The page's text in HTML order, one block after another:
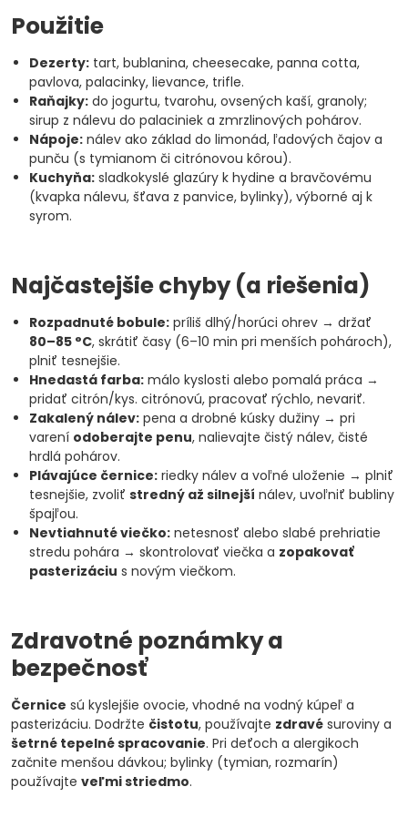
Použitie
Dezerty: tart, bublanina, cheesecake, panna cotta,
pavlova, palacinky, lievance, trifle.
Raňajky: do jogurtu, tvarohu, ovsených kaší, granoly;
sirup z nálevu do palaciniek a zmrzlinových pohárov.
Nápoje: nálev ako základ do limonád, ľadových čajov a
punču (s tymianom či citrónovou kôrou).
Kuchyňa: sladkokyslé glazúry k hydine a bravčovému
(kvapka nálevu, šťava z panvice, bylinky), výborné aj k
syrom.
Najčastejšie chyby (a riešenia)
Rozpadnuté bobule: príliš dlhý/horúci ohrev → držať
80–85 °C, skrátiť časy (6–10 min pri menších pohároch),
plniť tesnejšie.
Hnedastá farba: málo kyslosti alebo pomalá práca →
pridať citrón/kys. citrónovú, pracovať rýchlo, nevariť.
Zakalený nálev: pena a drobné kúsky dužiny → pri
varení odoberajte penu, nalievajte čistý nálev, čisté
hrdlá pohárov.
Plávajúce černice: riedky nálev a voľné uloženie → plniť
tesnejšie, zvoliť stredný až silnejší nálev, uvoľniť bubliny
špajľou.
Nevtiahnuté viečko: netesnosť alebo slabé prehriatie
stredu pohára → skontrolovať viečka a zopakovať
pasterizáciu s novým viečkom.
Zdravotné poznámky a
bezpečnosť
Černice sú kyslejšie ovocie, vhodné na vodný kúpeľ a
pasterizáciu. Dodržte čistotu, používajte zdravé suroviny a
šetrné tepelné spracovanie. Pri deťoch a alergikoch
začnite menšou dávkou; bylinky (tymian, rozmarín)
používajte veľmi striedmo.